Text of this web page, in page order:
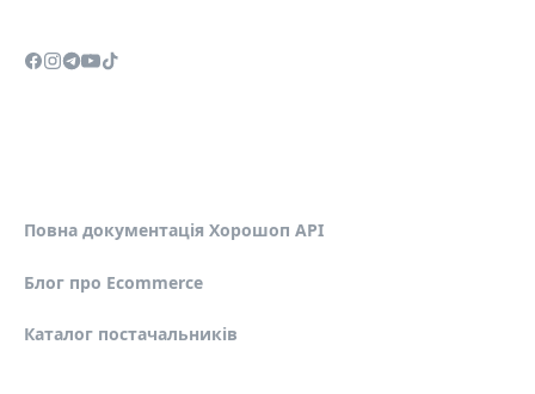
Повна документація Хорошоп API
Блог про Ecommerce
Каталог постачальників